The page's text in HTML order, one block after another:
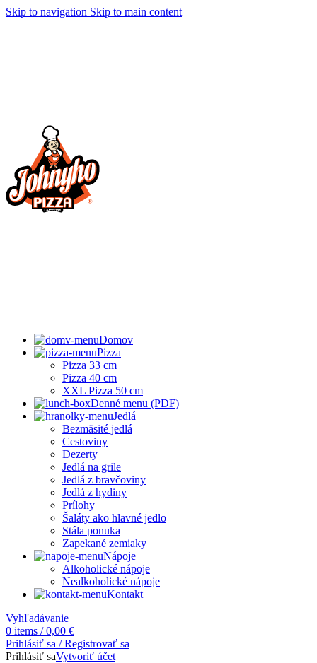
Skip to navigation Skip to main content
Domov
Pizza
Pizza 33 cm
Pizza 40 cm
XXL Pizza 50 cm
Denné menu (PDF)
Jedlá
Bezmäsité jedlá
Cestoviny
Dezerty
Jedlá na grile
Jedlá z bravčoviny
Jedlá z hydiny
Prílohy
Šaláty ako hlavné jedlo
Stála ponuka
Zapekané zemiaky
Nápoje
Alkoholické nápoje
Nealkoholické nápoje
Kontakt
Vyhľadávanie
0 items / 0,00 €
Prihlásiť sa / Registrovať sa
Prihlásiť saVytvoriť účet